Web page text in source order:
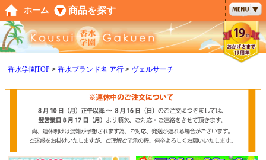
香水学園TOP 香水ブランド名 ア行 ヴェルサーチ
ペー
ジト
ップ
へ
ホーム 商品を探す